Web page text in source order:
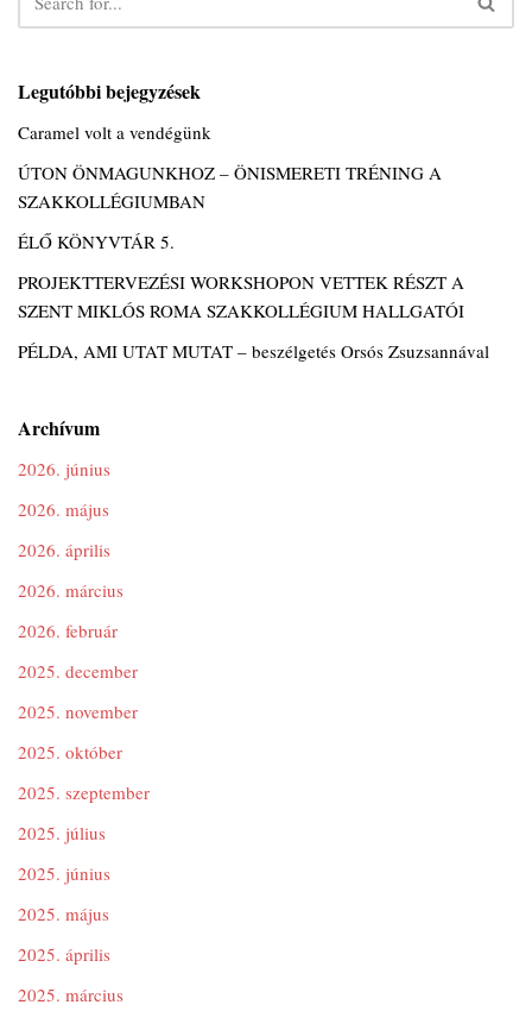
Legutóbbi bejegyzések
Caramel volt a vendégünk
ÚTON ÖNMAGUNKHOZ – ÖNISMERETI TRÉNING A
SZAKKOLLÉGIUMBAN
ÉLŐ KÖNYVTÁR 5.
PROJEKTTERVEZÉSI WORKSHOPON VETTEK RÉSZT A
SZENT MIKLÓS ROMA SZAKKOLLÉGIUM HALLGATÓI
PÉLDA, AMI UTAT MUTAT – beszélgetés Orsós Zsuzsannával
Archívum
2026. június
2026. május
2026. április
2026. március
2026. február
2025. december
2025. november
2025. október
2025. szeptember
2025. július
2025. június
2025. május
2025. április
2025. március